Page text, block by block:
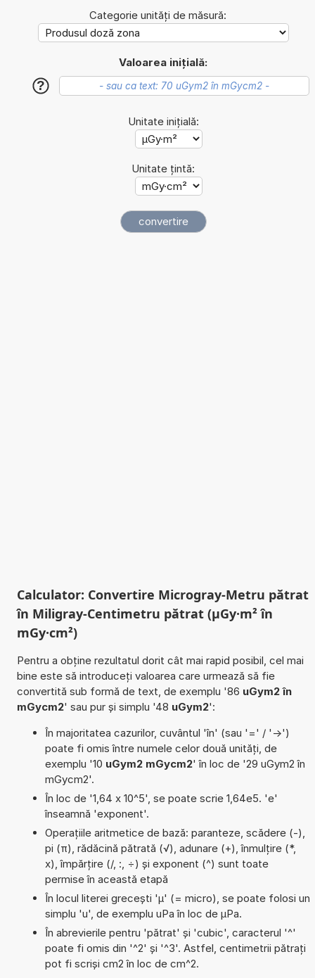
Categorie unități de măsură:
Valoarea inițială:
?
Unitate inițială:
Unitate țintă:
Calculator: Convertire Microgray-Metru pătrat
în Miligray-Centimetru pătrat (µGy·m² în
mGy·cm²)
Pentru a obține rezultatul dorit cât mai rapid posibil, cel mai
bine este să introduceți valoarea care urmează să fie
convertită sub formă de text, de exemplu '86 uGym2 în
mGycm2' sau pur și simplu '48 uGym2':
În majoritatea cazurilor, cuvântul 'în' (sau '=' / '->')
poate fi omis între numele celor două unități, de
exemplu '10 uGym2 mGycm2' în loc de '29 uGym2 în
mGycm2'.
În loc de '1,64 x 10^5', se poate scrie 1,64e5. 'e'
înseamnă 'exponent'.
Operațiile aritmetice de bază: paranteze, scădere (-),
pi (π), rădăcină pătrată (√), adunare (+), înmulțire (*,
x), împărțire (/, :, ÷) și exponent (^) sunt toate
permise în această etapă
În locul literei grecești 'µ' (= micro), se poate folosi un
simplu 'u', de exemplu uPa în loc de µPa.
În abrevierile pentru 'pătrat' și 'cubic', caracterul '^'
poate fi omis din '^2' și '^3'. Astfel, centimetrii pătrați
pot fi scriși cm2 în loc de cm^2.